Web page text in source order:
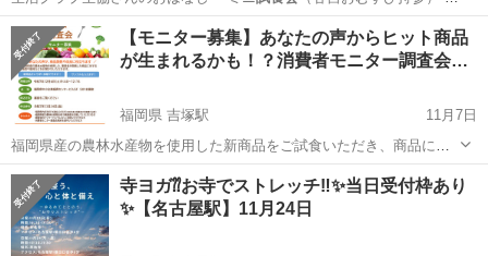
抽選会（小さ…
千葉 我孫子市 我孫子駅 育児
【モニター募集】あなたの声からヒット商品
が生まれるかも！？消費者モニター調査会…
福岡県 吉塚駅
11月7日
福岡県産の農林水産物を使用した新商品をご試食いただき、商品に対
する感想や意見などをお聞かせいただくモニターを募集します。いち
早く新商品をお試しいただけるだけでなく、新商品のサンプルもお持
ち帰りいただけます！ あなたの声を商...
福岡 福岡市 吉塚駅 ワークショップ モニター
寺ヨガ⁇お寺でストレッチ‼︎✨当日受付枠あり
✨【名古屋駅】11月24日